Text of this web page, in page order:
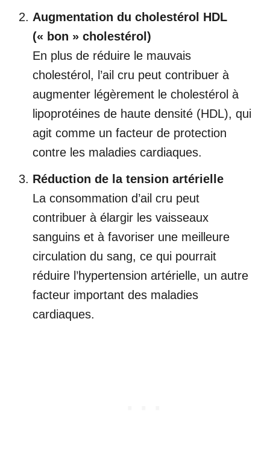
Augmentation du cholestérol HDL
(« bon » cholestérol)
En plus de réduire le mauvais
cholestérol, l’ail cru peut contribuer à
augmenter légèrement le cholestérol à
lipoprotéines de haute densité (HDL), qui
agit comme un facteur de protection
contre les maladies cardiaques.
Réduction de la tension artérielle
La consommation d’ail cru peut
contribuer à élargir les vaisseaux
sanguins et à favoriser une meilleure
circulation du sang, ce qui pourrait
réduire l’hypertension artérielle, un autre
facteur important des maladies
cardiaques.